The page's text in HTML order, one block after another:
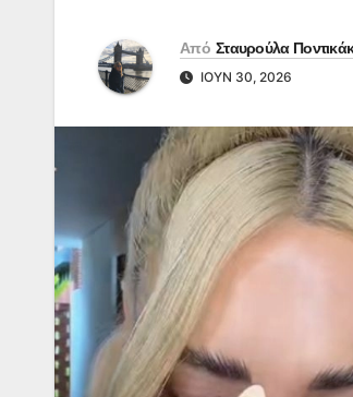
Από Σταυρούλα
ΙΟΎΝ 30, 2026